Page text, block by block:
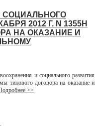
СОЦИАЛЬНОГО
2012 Г. N 1355Н
НА ОКАЗАНИЕ И
и социального развития
типового договора на оказание и
>>